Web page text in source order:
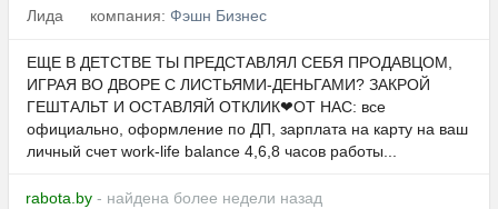
Лида компания: Фэшн Бизнес
ЕЩЕ В ДЕТСТВЕ ТЫ ПРЕДСТАВЛЯЛ СЕБЯ ПРОДАВЦОМ,
ИГРАЯ ВО ДВОРЕ С ЛИСТЬЯМИ-ДЕНЬГАМИ? ЗАКРОЙ
ГЕШТАЛЬТ И ОСТАВЛЯЙ ОТКЛИК❤ОТ НАС: все
официально, оформление по ДП, зарплата на карту на ваш
личный счет work-life balance 4,6,8 часов работы...
rabota.by - найдена более недели назад